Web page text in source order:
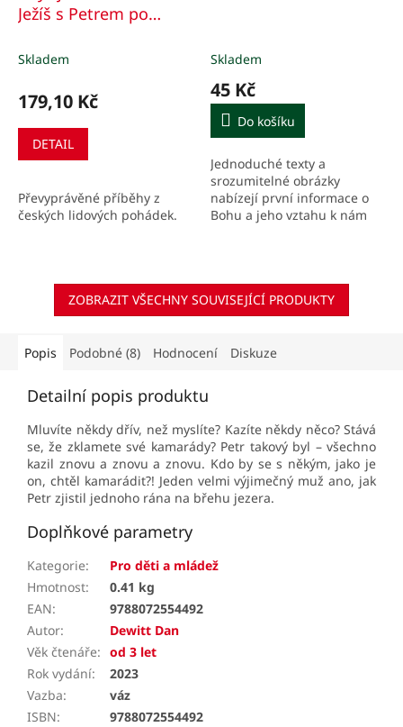
Ježíš s Petrem po
Skladem
179,10 Kč
DETAIL
Převyprávěné příběhy z
českých lidových pohádek.
Skladem
45 Kč
Do košíku
Jednoduché texty a
srozumitelné obrázky
nabízejí první informace o
Bohu a jeho vztahu k nám
ZOBRAZIT VŠECHNY SOUVISEJÍCÍ PRODUKTY
Popis Podobné (8) Hodnocení Diskuze
Detailní popis produktu
Mluvíte někdy dřív, než myslíte? Kazíte někdy něco? Stává
se, že zklamete své kamarády? Petr takový byl – všechno
kazil znovu a znovu a znovu. Kdo by se s někým, jako je
on, chtěl kamarádit?! Jeden velmi výjimečný muž ano, jak
Petr zjistil jednoho rána na břehu jezera.
Doplňkové parametry
Kategorie:
Pro děti a mládež
Hmotnost:
0.41 kg
EAN:
9788072554492
Autor:
Dewitt Dan
Věk čtenáře: od 3 let
Rok vydání:
2023
Vazba:
váz
ISBN:
9788072554492